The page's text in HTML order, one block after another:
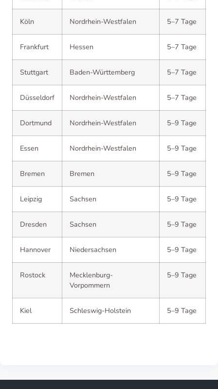
Köln Nordrhein-Westfalen 5–7 Tage
Frankfurt Hessen 5–7 Tage
Stuttgart Baden-Württemberg 5–7 Tage
Düsseldorf Nordrhein-Westfalen 5–7 Tage
Dortmund Nordrhein-Westfalen 5–9 Tage
Essen Nordrhein-Westfalen 5–9 Tage
Bremen Bremen 5–9 Tage
Leipzig Sachsen 5–9 Tage
Dresden Sachsen 5–9 Tage
Hannover Niedersachsen 5–9 Tage
Rostock
Mecklenburg-
Vorpommern
5–9 Tage
Kiel Schleswig-Holstein 5–9 Tage